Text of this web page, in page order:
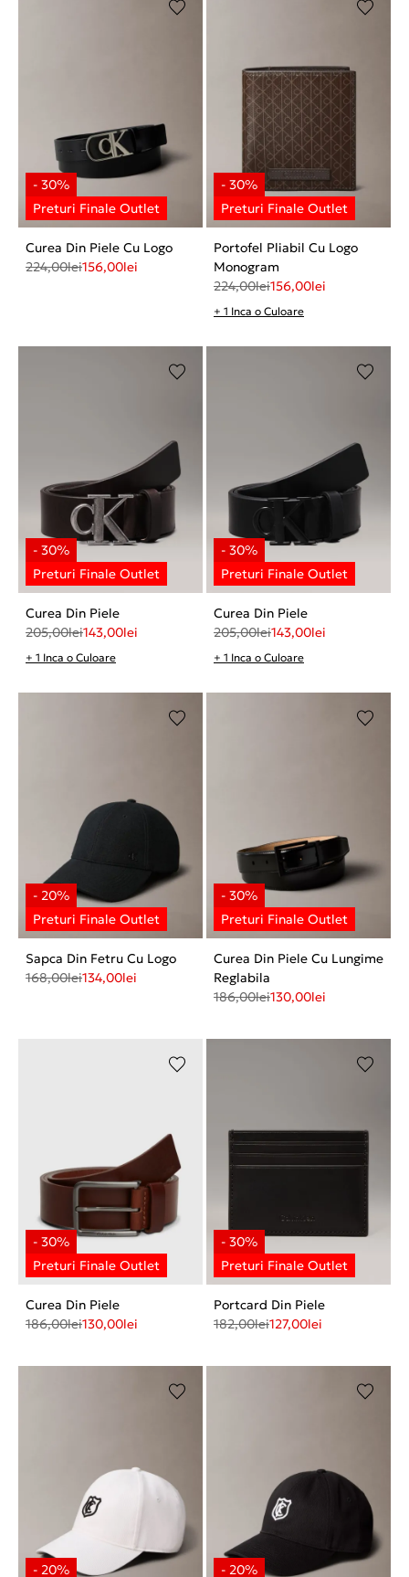
Curea Din Piele Cu Logo
224,00lei156,00lei
Portofel Pliabil Cu Logo
Monogram
224,00lei156,00lei
+ 1 Inca o Culoare
Curea Din Piele
205,00lei143,00lei
+ 1 Inca o Culoare
Curea Din Piele
205,00lei143,00lei
+ 1 Inca o Culoare
Sapca Din Fetru Cu Logo
168,00lei134,00lei
Curea Din Piele Cu Lungime
Reglabila
186,00lei130,00lei
Curea Din Piele
186,00lei130,00lei
Portcard Din Piele
182,00lei127,00lei